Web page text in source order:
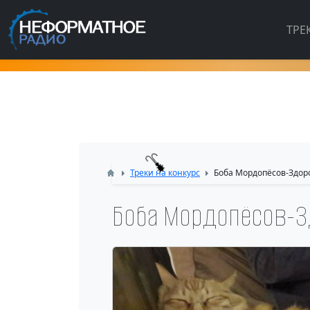
Треки на конкурс Боба Мордопёсов-
Боба Мордопёсов-